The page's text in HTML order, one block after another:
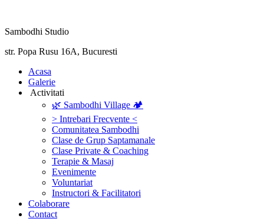
Sambodhi Studio
str. Popa Rusu 16A, Bucuresti
‎Acasa
Galerie
‎ ‎Activitati‎
🌿 Sambodhi Village 🏕️
> Intrebari Frecvente <
Comunitatea Sambodhi
Clase de Grup Saptamanale
Clase Private & Coaching
Terapie & Masaj
‎Evenimente
Voluntariat
‏‏‎Instructori & Facilitatori
Colaborare
Contact